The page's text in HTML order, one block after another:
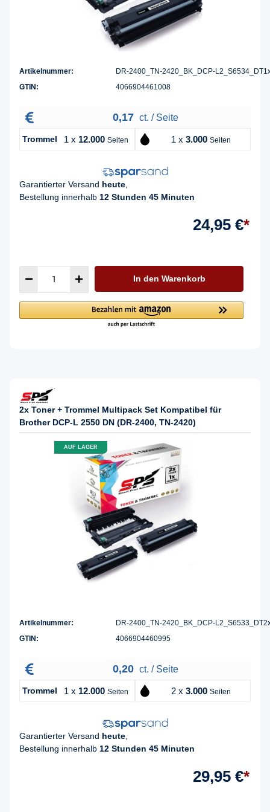
Artikelnummer:
DR-2400_TN-2420_BK_DCP-
GTIN:
4066904461008
0,17 ct. / Seite
Trommel 1 x 12.000 Seiten 1 x 3.000 Seiten
Garantierter Versand heute
Bestellung innerhalb 12 Stunden 45 Minuten
24,95 €*
In den Warenkorb
2x Toner + Trommel Multipack Set Kompatibel für
Brother DCP-L 2550 DN (DR-2400, TN-2420)
AUF LAGER
Artikelnummer:
DR-2400_TN-2420_BK_DCP-
GTIN:
4066904460995
0,20 ct. / Seite
Trommel 1 x 12.000 Seiten 2 x 3.000 Seiten
Garantierter Versand heute
Bestellung innerhalb 12 Stunden 45 Minuten
29,95 €*